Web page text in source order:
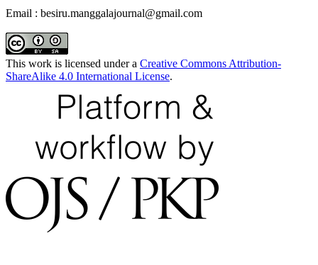
Email : besiru.manggalajournal@gmail.com
This work is licensed under a Creative Commons Attribution-
ShareAlike 4.0 International License.